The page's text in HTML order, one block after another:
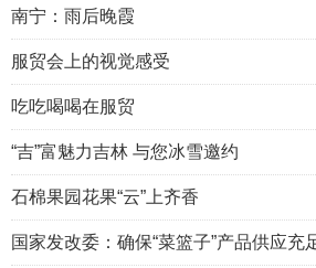
南宁：雨后晚霞
服贸会上的视觉感受
吃吃喝喝在服贸
“吉”富魅力吉林 与您冰雪邀约
石棉果园花果“云”上齐香
国家发改委：确保“菜篮子”产品供应充